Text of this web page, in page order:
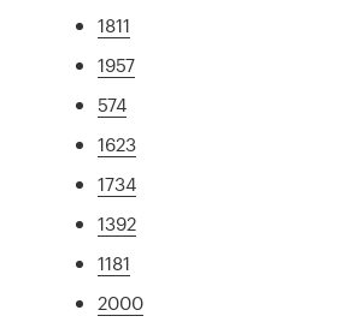
1811
1957
574
1623
1734
1392
1181
2000